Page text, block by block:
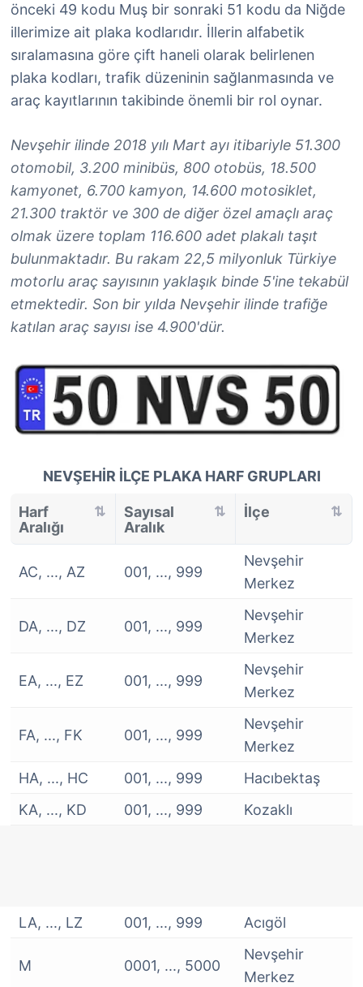
önceki 49 kodu Muş bir sonraki 51 kodu da Niğde
illerimize ait plaka kodlarıdır. İllerin alfabetik
sıralamasına göre çift haneli olarak belirlenen
plaka kodları, trafik düzeninin sağlanmasında ve
araç kayıtlarının takibinde önemli bir rol oynar.
Nevşehir ilinde 2018 yılı Mart ayı itibariyle 51.300
otomobil, 3.200 minibüs, 800 otobüs, 18.500
kamyonet, 6.700 kamyon, 14.600 motosiklet,
21.300 traktör ve 300 de diğer özel amaçlı araç
olmak üzere toplam 116.600 adet plakalı taşıt
bulunmaktadır. Bu rakam 22,5 milyonluk Türkiye
motorlu araç sayısının yaklaşık binde 5'ine tekabül
etmektedir. Son bir yılda Nevşehir ilinde trafiğe
katılan araç sayısı ise 4.900'dür.
NEVŞEHIR İLÇE PLAKA HARF GRUPLARI
Harf
Aralığı
Sayısal
Aralık
İlçe
AC, ..., AZ 001, ..., 999
Nevşehir
Merkez
DA, ..., DZ 001, ..., 999
Nevşehir
Merkez
EA, ..., EZ 001, ..., 999
Nevşehir
Merkez
FA, ..., FK 001, ..., 999
Nevşehir
Merkez
HA, ..., HC
001, ..., 999
Hacıbektaş
KA, ..., KD
001, ..., 999 Kozaklı
LA, ..., LZ 001, ..., 999 Acıgöl
M 0001, ..., 5000
Nevşehir
Merkez